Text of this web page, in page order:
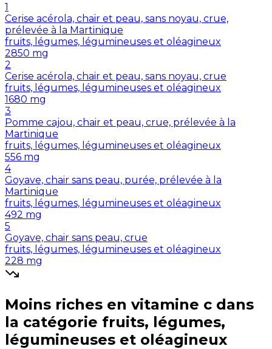
1
Cerise acérola, chair et peau, sans noyau, crue,
prélevée à la Martinique
fruits, légumes, légumineuses et oléagineux
2850 mg
2
Cerise acérola, chair et peau, sans noyau, crue
fruits, légumes, légumineuses et oléagineux
1680 mg
3
Pomme cajou, chair et peau, crue, prélevée à la
Martinique
fruits, légumes, légumineuses et oléagineux
556 mg
4
Goyave, chair sans peau, purée, prélevée à la
Martinique
fruits, légumes, légumineuses et oléagineux
492 mg
5
Goyave, chair sans peau, crue
fruits, légumes, légumineuses et oléagineux
228 mg
Moins riches en vitamine c dans
la catégorie fruits, légumes,
légumineuses et oléagineux